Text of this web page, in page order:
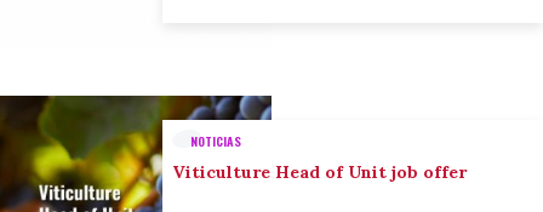
NOTICIAS
Viticulture Head of Unit job offer